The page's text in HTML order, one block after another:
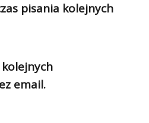
pisania kolejnych
email.